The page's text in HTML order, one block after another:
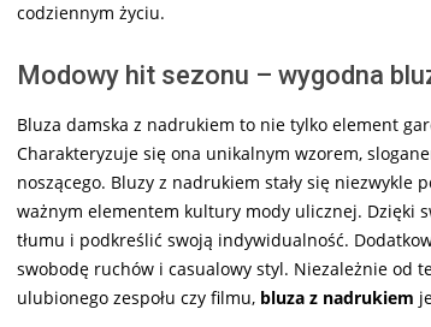
codziennym życiu.
Modowy hit sezonu – wygodna
Bluza damska z nadrukiem to nie tylko element
Charakteryzuje się ona unikalnym wzorem,
noszącego. Bluzy z nadrukiem stały się niezwykle
ważnym elementem kultury mody ulicznej. Dzięki
tłumu i podkreślić swoją indywidualność.
swobodę ruchów i casualowy styl. Niezależnie od
ulubionego zespołu czy filmu, bluza z nadrukiem